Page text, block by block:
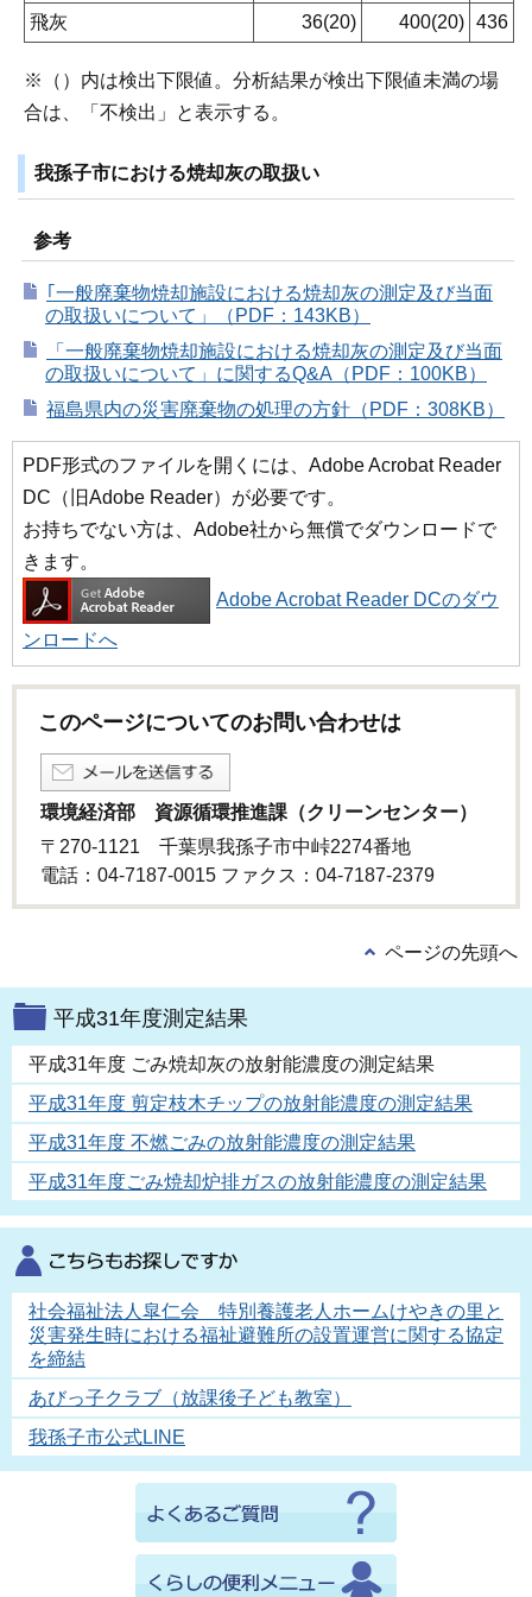
飛灰 36(20) 400(20) 436
※（）内は検出下限値。分析結果が検出下限値未満の場
合は、「不検出」と表示する。
我孫子市における焼却灰の取扱い
参考
｢一般廃棄物焼却施設における焼却灰の測定及び当面
の取扱いについて」（PDF：143KB）
「一般廃棄物焼却施設における焼却灰の測定及び当面
の取扱いについて」に関するQ&A（PDF：100KB）
福島県内の災害廃棄物の処理の方針（PDF：308KB）
PDF形式のファイルを開くには、Adobe Acrobat Reader
DC（旧Adobe Reader）が必要です。
お持ちでない方は、Adobe社から無償でダウンロードで
きます。
Adobe Acrobat Reader DCのダウ
ンロードへ
このページについてのお問い合わせは
環境経済部 資源循環推進課（クリーンセンター）
〒270-1121 千葉県我孫子市中峠2274番地
電話：04-7187-0015 ファクス：04-7187-2379
ページの先頭へ
平成31年度測定結果
平成31年度 ごみ焼却灰の放射能濃度の測定結果
平成31年度 剪定枝木チップの放射能濃度の測定結果
平成31年度 不燃ごみの放射能濃度の測定結果
平成31年度ごみ焼却炉排ガスの放射能濃度の測定結果
社会福祉法人皐仁会 特別養護老人ホームけやきの里と
災害発生時における福祉避難所の設置運営に関する協定
を締結
あびっ子クラブ（放課後子ども教室）
我孫子市公式LINE